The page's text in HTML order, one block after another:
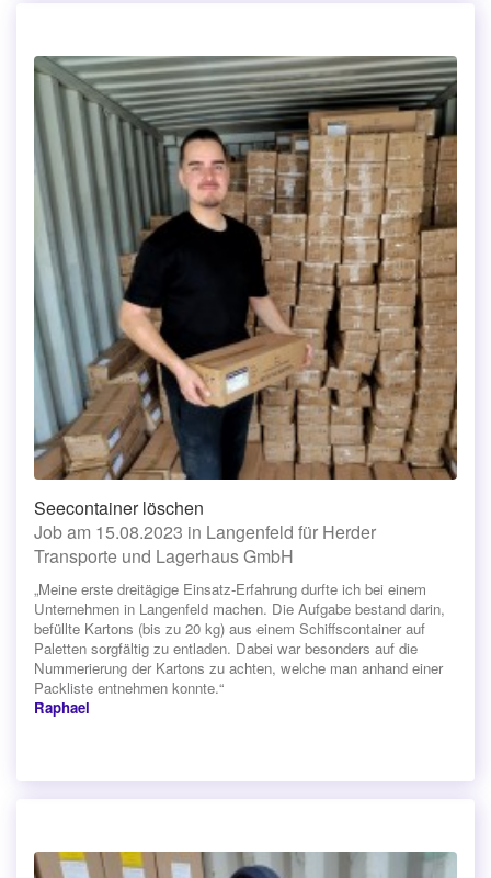
Seecontainer löschen
Job am 15.08.2023 in Langenfeld für Herder
Transporte und Lagerhaus GmbH
„Meine erste dreitägige Einsatz-Erfahrung durfte ich bei einem
Unternehmen in Langenfeld machen. Die Aufgabe bestand darin,
befüllte Kartons (bis zu 20 kg) aus einem Schiffscontainer auf
Paletten sorgfältig zu entladen. Dabei war besonders auf die
Nummerierung der Kartons zu achten, welche man anhand einer
Packliste entnehmen konnte.“
Raphael